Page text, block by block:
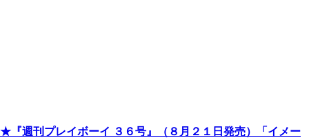
★『週刊プレイボーイ ３６号』（８月２１日発売）「イメー